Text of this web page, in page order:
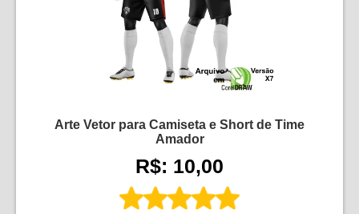
Arte Vetor para Camiseta e Short de Time
Amador
R$: 10,00